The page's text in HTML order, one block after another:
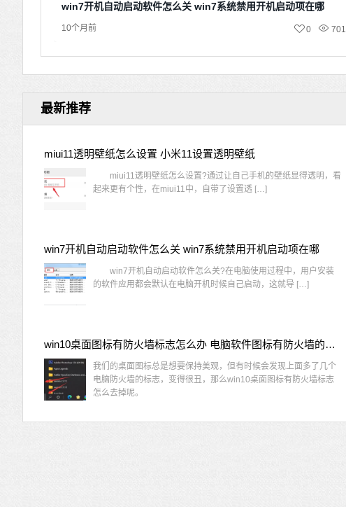
win7开机自动启动软件怎么关 win7系统禁用开机启动项在哪
10个月前 701
0
最新推荐
miui11透明壁纸怎么设置 小米11设置透明壁纸
miui11透明壁纸怎么设置?通过让自己手机的壁纸显得透明，看
起来更有个性，在miui11中，自带了设置透 […]
win7开机自动启动软件怎么关 win7系统禁用开机启动项在哪
win7开机自动启动软件怎么关?在电脑使用过程中，用户安装
的软件应用都会默认在电脑开机时候自己启动，这就导 […]
win10桌面图标有防火墙标志怎么办 电脑软件图标有防火墙的小图标怎么去掉
我们的桌面图标总是想要保持美观，但有时候会发现上面多了几个
电脑防火墙的标志，变得很丑，那么win10桌面图标有防火墙标志
怎么去掉呢。